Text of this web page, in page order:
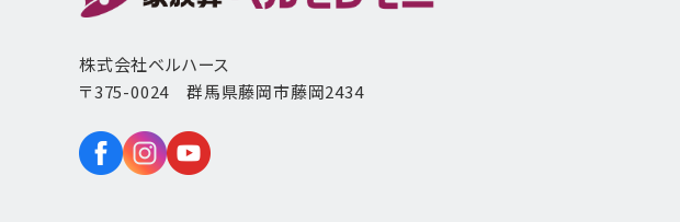
株式会社ベルハース
〒375-0024 群馬県藤岡市藤岡2434